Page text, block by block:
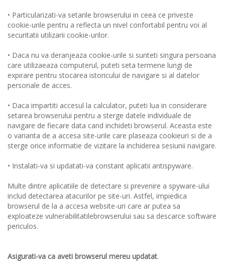
• Particularizati-va setarile browserului in ceea ce priveste
cookie-urile pentru a reflecta un nivel confortabil pentru voi al
securitatii utilizarii cookie-urilor.
• Daca nu va deranjeaza cookie-urile si sunteti singura persoana
care utilizaeaza computerul, puteti seta termene lungi de
expirare pentru stocarea istoricului de navigare si al datelor
personale de acces.
• Daca impartiti accesul la calculator, puteti lua in considerare
setarea browserului pentru a sterge datele individuale de
navigare de fiecare data cand inchideti browserul. Aceasta este
o varianta de a accesa site-urile care plaseaza cookieuri si de a
sterge orice informatie de vizitare la inchiderea sesiunii navigare.
• Instalati-va si updatati-va constant aplicatii antispyware.
Multe dintre aplicatiile de detectare si prevenire a spyware-ului
includ detectarea atacurilor pe site-uri. Astfel, impiedica
browserul de la a accesa website-uri care ar putea sa
exploateze vulnerabilitatilebrowserului sau sa descarce software
periculos.
Asigurati-va ca aveti browserul mereu updatat.